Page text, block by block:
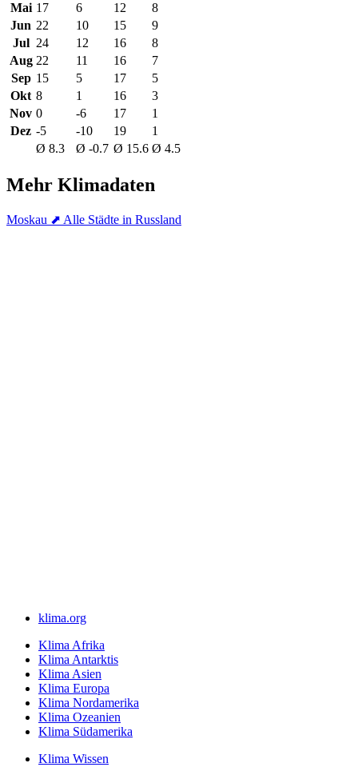
Mai 17 6 12
8
Jun 22 10 15
9
Jul 24 12 16
8
Aug 22 11 16
7
Sep 15 5 17
5
Okt 8 1 16
3
Nov 0 -6 17
1
Dez -5 -10 19
1
Ø 8.3
Ø -0.7 Ø 15.6 Ø 4.5
Mehr Klimadaten
Moskau ⬈ Alle Städte in Russland
klima.org
Klima Afrika
Klima Antarktis
Klima Asien
Klima Europa
Klima Nordamerika
Klima Ozeanien
Klima Südamerika
Klima Wissen